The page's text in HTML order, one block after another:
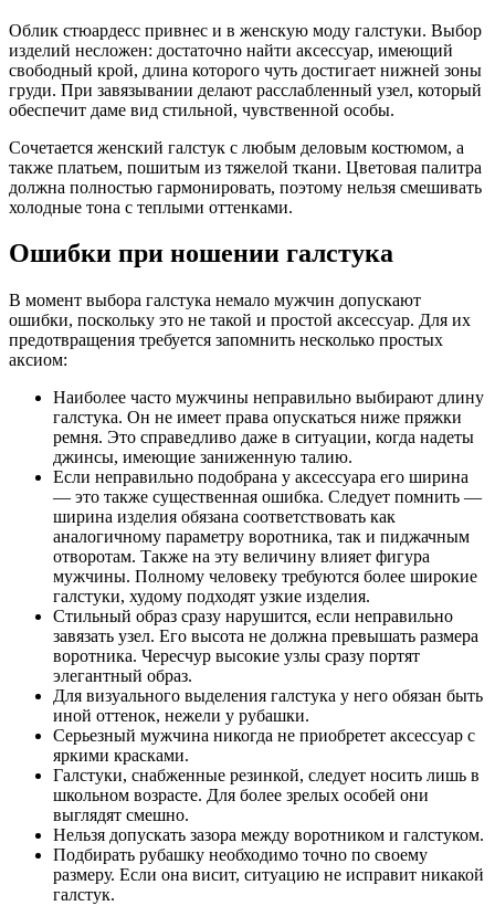
Облик стюардесс привнес и в женскую моду галстуки. Выбор
изделий несложен: достаточно найти аксессуар, имеющий
свободный крой, длина которого чуть достигает нижней зоны
груди. При завязывании делают расслабленный узел, который
обеспечит даме вид стильной, чувственной особы.
Сочетается женский галстук с любым деловым костюмом, а
также платьем, пошитым из тяжелой ткани. Цветовая палитра
должна полностью гармонировать, поэтому нельзя смешивать
холодные тона с теплыми оттенками.
Ошибки при ношении галстука
В момент выбора галстука немало мужчин допускают
ошибки, поскольку это не такой и простой аксессуар. Для их
предотвращения требуется запомнить несколько простых
аксиом:
Наиболее часто мужчины неправильно выбирают длину
галстука. Он не имеет права опускаться ниже пряжки
ремня. Это справедливо даже в ситуации, когда надеты
джинсы, имеющие заниженную талию.
Если неправильно подобрана у аксессуара его ширина
— это также существенная ошибка. Следует помнить —
ширина изделия обязана соответствовать как
аналогичному параметру воротника, так и пиджачным
отворотам. Также на эту величину влияет фигура
мужчины. Полному человеку требуются более широкие
галстуки, худому подходят узкие изделия.
Стильный образ сразу нарушится, если неправильно
завязать узел. Его высота не должна превышать размера
воротника. Чересчур высокие узлы сразу портят
элегантный образ.
Для визуального выделения галстука у него обязан быть
иной оттенок, нежели у рубашки.
Серьезный мужчина никогда не приобретет аксессуар с
яркими красками.
Галстуки, снабженные резинкой, следует носить лишь в
школьном возрасте. Для более зрелых особей они
выглядят смешно.
Нельзя допускать зазора между воротником и галстуком.
Подбирать рубашку необходимо точно по своему
размеру. Если она висит, ситуацию не исправит никакой
галстук.